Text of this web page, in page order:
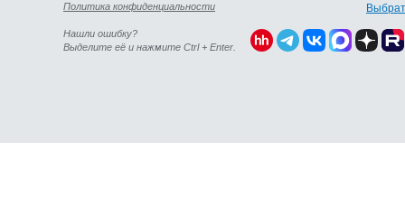
Политика конфиденциальности
Нашли ошибку?
Выделите её и нажмите Ctrl + Enter.